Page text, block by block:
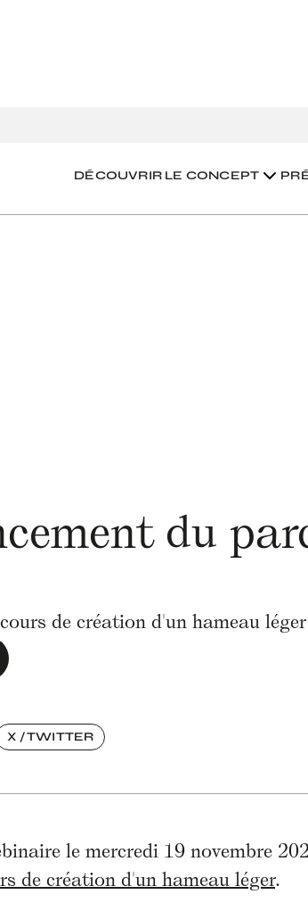
DÉCOUVRIR LE CONCEPT
du
de création d'un hameau
X / TWITTER
le mercredi 19 novembre
de création d'un hameau léger.